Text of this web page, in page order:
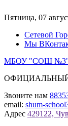
к
Пятница, 07
Сетевой
Мы
МБОУ "СОШ
Звоните нам
email: shum-
Адрес 429122,